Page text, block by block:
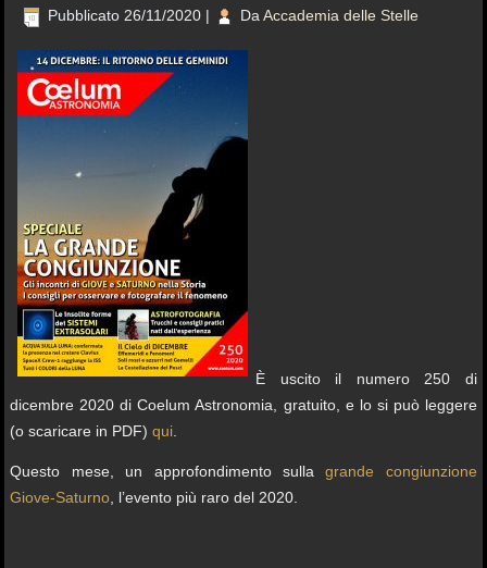
Pubblicato 26/11/2020 | Da Accademia delle Stelle
È uscito il numero 250 di
dicembre 2020 di Coelum Astronomia, gratuito, e lo si può leggere
(o scaricare in PDF)qui
Questo mese, un approfondimento sullagrande congiunzione
Giove-Saturno , l’evento più raro del 2020.